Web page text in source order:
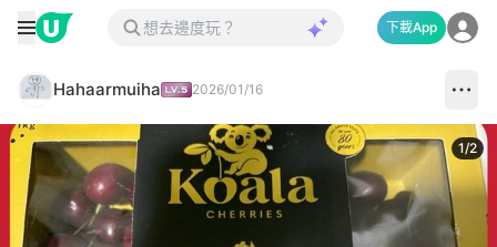
下載App
Hahaarmuiha 2026/01/16
1/2